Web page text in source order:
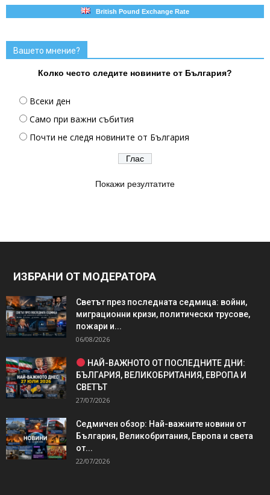
British Pound Exchange Rate
Вашето мнение?
Колко често следите новините от България?
Всеки ден
Само при важни събития
Почти не следя новините от България
Покажи резултатите
ИЗБРАНИ ОТ МОДЕРАТОРА
Светът през последната седмица: войни,
миграционни кризи, политически трусове,
пожари и...
06/08/2026
НАЙ-ВАЖНОТО ОТ ПОСЛЕДНИТЕ ДНИ:
БЪЛГАРИЯ, ВЕЛИКОБРИТАНИЯ, ЕВРОПА И
СВЕТЪТ
27/07/2026
Седмичен обзор: Най-важните новини от
България, Великобритания, Европа и света
от...
22/07/2026